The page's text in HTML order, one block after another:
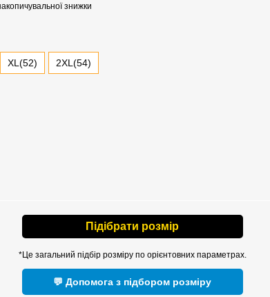
знижки
XL(52) 2XL(54)
Підібрати розмір
*Це загальний підбір розміру по орієнтовних параметрах.
💬 Допомога з підбором розміру